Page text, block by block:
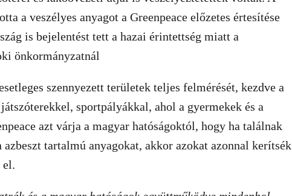
a veszélyes anyagot a Greenpeace előzetes értesítése
is bejelentést tett a hazai érintettség miatt a
önkormányzatnál
szennyezett területek teljes felmérését, kezdve a
sportpályákkal, ahol a gyermekek és a
azt várja a magyar hatóságoktól, hogy ha találnak
tartalmú anyagokat, akkor azokat azonnal kerítsék
el.